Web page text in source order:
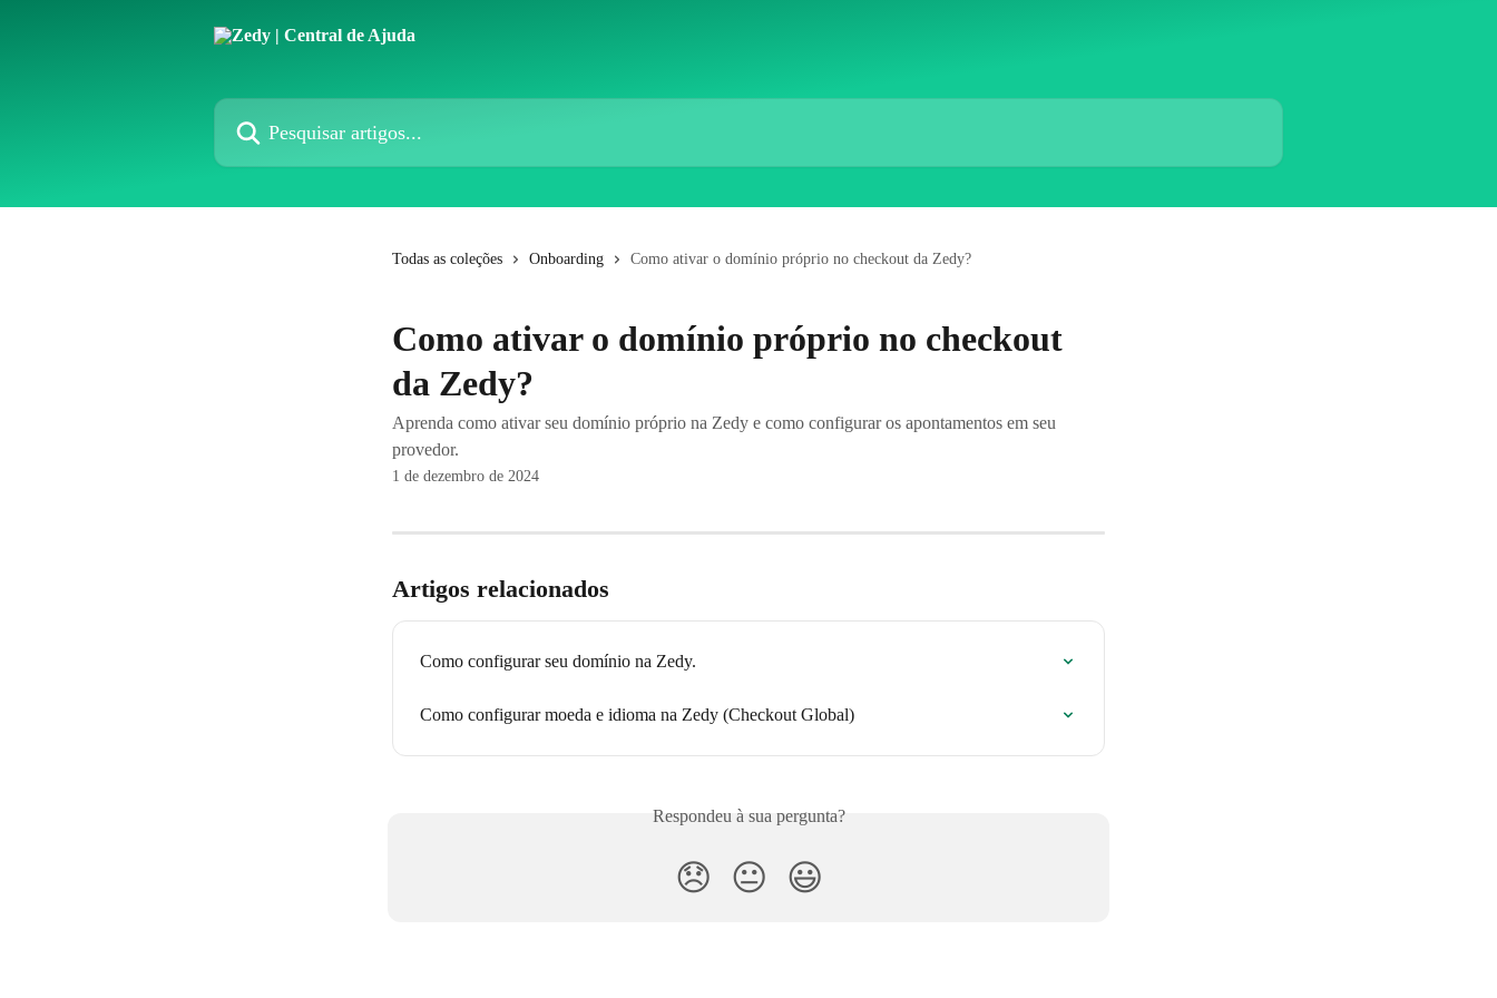
Pesquisar artigos...
Todas as coleções Onboarding Como ativar o domínio próprio no checkout da Zedy?
Como ativar o domínio próprio no checkout
da Zedy?
Aprenda como ativar seu domínio próprio na Zedy e como configurar os apontamentos em seu
provedor.
1 de dezembro de 2024
Artigos relacionados
Como configurar seu domínio na Zedy.
Como configurar moeda e idioma na Zedy (Checkout Global)
Respondeu à sua pergunta?
😞 😐 😃